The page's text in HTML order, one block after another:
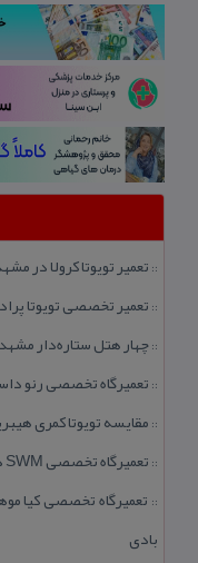
:: تعمیر تویوتا كرولا در
:: تعمیر تخصصی تویوتا
::چهار هتل‌ ستاره‌دار مشهد با
:: تعمیرگاه تخصصی رنو داستر در مشهد | ۱۰
:: مقایسه تویوتا كمری
:: تعمیرگاه تخصصی SWM در مشهد | تعمیر موتور، گیربكس و عیب‌یابی برق
:: تعمیرگاه تخصصی كیا
بادی